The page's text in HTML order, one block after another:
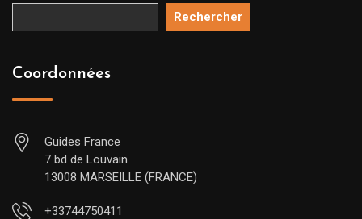
Rechercher
Coordonnées
Guides France
7 bd de Louvain
13008 MARSEILLE (FRANCE)
+33744750411